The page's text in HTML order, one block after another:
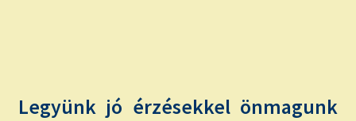
TAROT ELEMZÉS MEGRENDELÉSE LIMITÁLT!
Legyünk jó érzésekkel önmagunk